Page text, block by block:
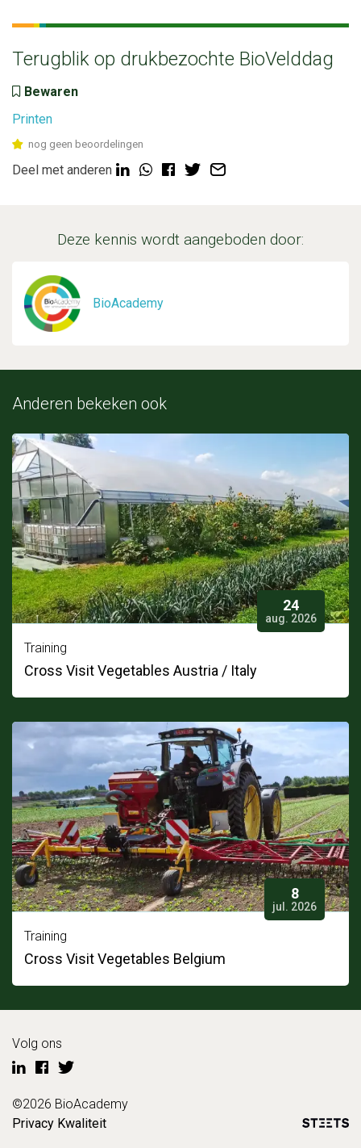
Terugblik op drukbezochte BioVelddag
Bewaren
Printen
nog geen beoordelingen
Deel met anderen
Deze kennis wordt aangeboden door:
BioAcademy
Anderen bekeken ook
24
aug. 2026
Training
Cross Visit Vegetables Austria / Italy
8
jul. 2026
Training
Cross Visit Vegetables Belgium
©2026 BioAcademy
Privacy Kwaliteit
Volg ons